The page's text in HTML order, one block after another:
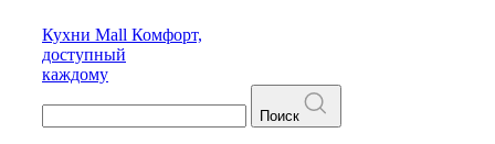
Кухни Mall Комфорт,
доступный
каждому
Поиск